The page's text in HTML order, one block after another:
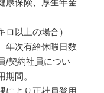
以上の場合）
年次有給休暇日数
/契約社員につい
間。
により正社員登用